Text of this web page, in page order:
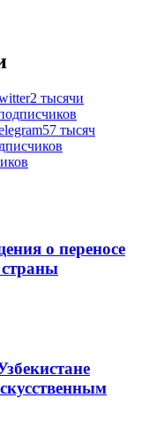
2 тысячи
57 тысяч
о переносе
страны